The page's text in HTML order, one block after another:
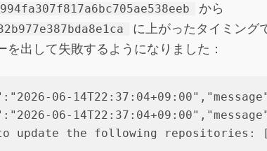
から
に上がったタイミング
を出して失敗するようになりました：
06-
06-